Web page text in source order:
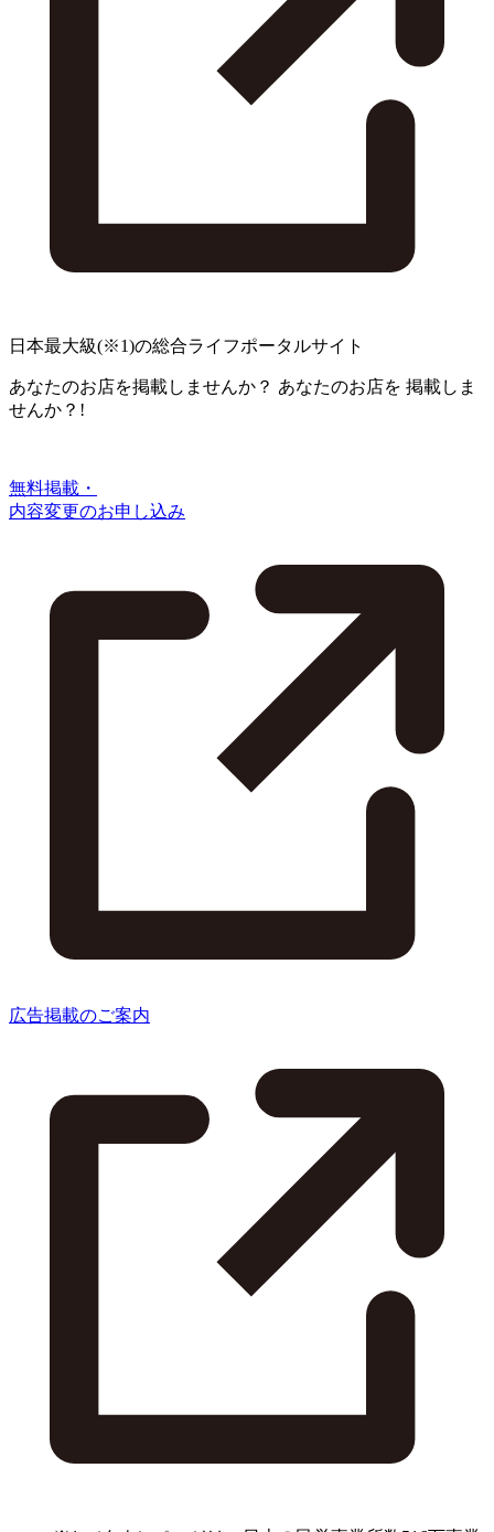
日本最大級(※1)の総合ライフポータルサイト
あなたのお店を掲載しませんか？ あなたのお店を 掲載しま
せんか？!
無料掲載・
内容変更のお申し込み
広告掲載のご案内